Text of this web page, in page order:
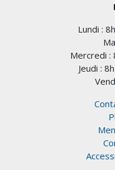
Lundi :
Mercredi :
Jeudi :